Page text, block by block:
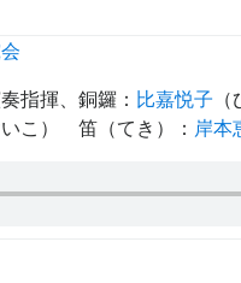
指揮 銅鑼 ： 比嘉悦子 （
こ ） 笛（てき） ： 岸本